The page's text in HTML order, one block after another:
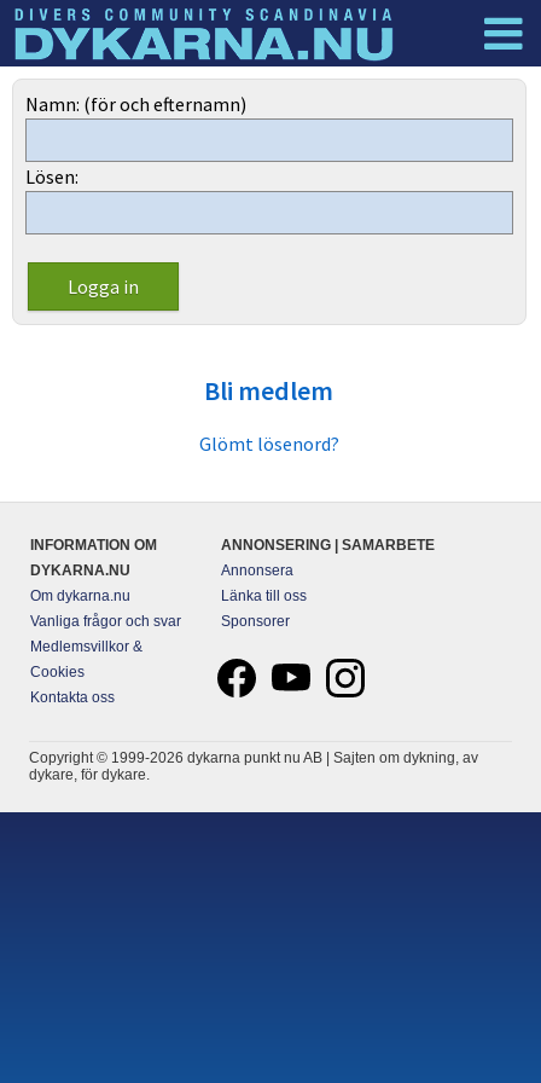
Dyknyheter
Namn: (för och efternamn)
Lösen:
Bli medlem
Glömt lösenord?
INFORMATION OM
DYKARNA.NU
Om dykarna.nu
Vanliga frågor och svar
Medlemsvillkor &
Cookies
Kontakta oss
ANNONSERING | SAMARBETE
Annonsera
Länka till oss
Sponsorer
Copyright © 1999-2026 dykarna punkt nu AB | Sajten om dykning, av
dykare, för dykare.